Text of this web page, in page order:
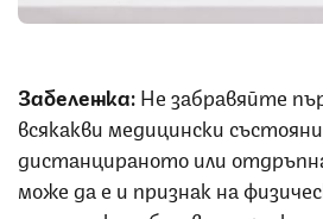
Забележка:Не забравяйте
всякакви медицински
дистанцираното или
може да е и признак на